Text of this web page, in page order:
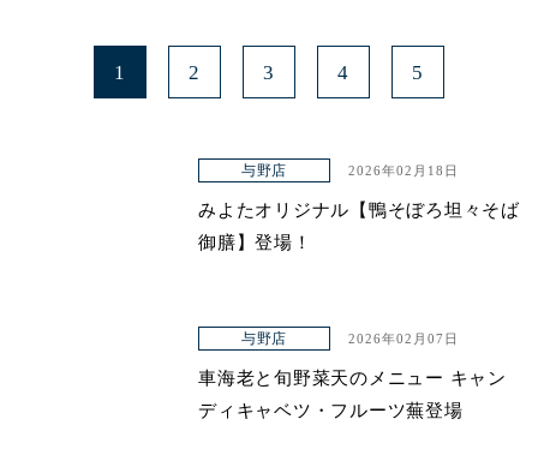
1 2 3 4 5
与野店 2026年02月18日
みよたオリジナル【鴨そぼろ坦々そば
御膳】登場！
与野店 2026年02月07日
車海老と旬野菜天のメニュー キャン
ディキャベツ・フルーツ蕪登場